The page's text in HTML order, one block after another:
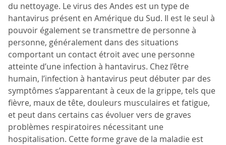
du nettoyage. Le virus des Andes est un type de
hantavirus présent en Amérique du Sud. Il est le seul à
pouvoir également se transmettre de personne à
personne, généralement dans des situations
comportant un contact étroit avec une personne
atteinte d’une infection à hantavirus. Chez l’être
humain, l’infection à hantavirus peut débuter par des
symptômes s’apparentant à ceux de la grippe, tels que
fièvre, maux de tête, douleurs musculaires et fatigue,
et peut dans certains cas évoluer vers de graves
problèmes respiratoires nécessitant une
hospitalisation. Cette forme grave de la maladie est